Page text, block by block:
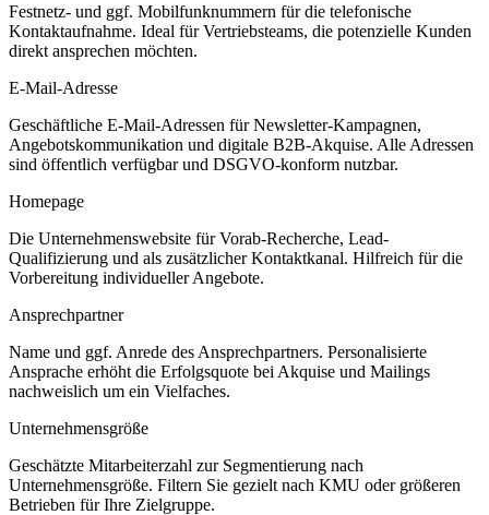
Festnetz- und ggf. Mobilfunknummern für die telefonische
Kontaktaufnahme. Ideal für Vertriebsteams, die potenzielle Kunden
direkt ansprechen möchten.
E-Mail-Adresse
Geschäftliche E-Mail-Adressen für Newsletter-Kampagnen,
Angebotskommunikation und digitale B2B-Akquise. Alle Adressen
sind öffentlich verfügbar und DSGVO-konform nutzbar.
Homepage
Die Unternehmenswebsite für Vorab-Recherche, Lead-
Qualifizierung und als zusätzlicher Kontaktkanal. Hilfreich für die
Vorbereitung individueller Angebote.
Ansprechpartner
Name und ggf. Anrede des Ansprechpartners. Personalisierte
Ansprache erhöht die Erfolgsquote bei Akquise und Mailings
nachweislich um ein Vielfaches.
Unternehmensgröße
Geschätzte Mitarbeiterzahl zur Segmentierung nach
Unternehmensgröße. Filtern Sie gezielt nach KMU oder größeren
Betrieben für Ihre Zielgruppe.